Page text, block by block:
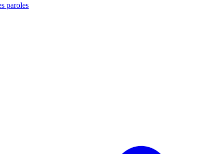
paroles